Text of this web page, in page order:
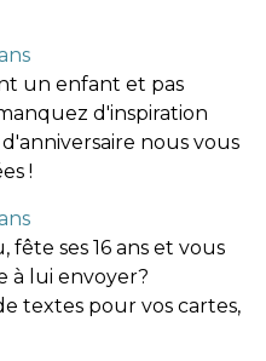
un enfant et pas
d'inspiration
nous vous
!
fête ses 16 ans et vous
à lui envoyer?
textes pour vos cartes,